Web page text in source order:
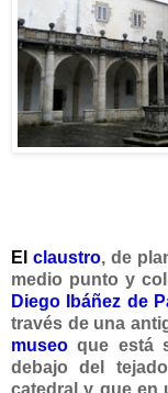
El claustro, de
medio punto y
Diego Ibáñez de
través de una
museo que está
debajo del